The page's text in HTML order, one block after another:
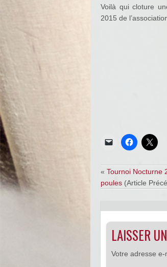
Voilà qui cloture
2015 de
« Tournoi Nocturne
poules (Article
LAISSER
Votre adresse e-